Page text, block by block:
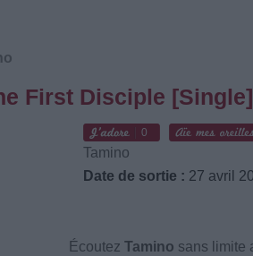
First Disciple
0
Tamino
Date de sortie : 27 avril
Écoutez Tamino sans limite